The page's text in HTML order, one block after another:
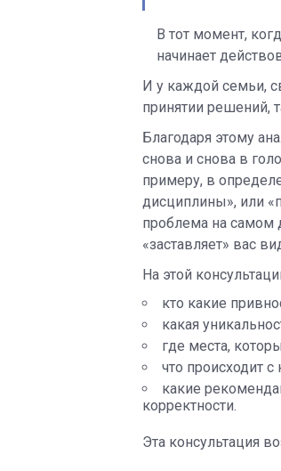
В тот момент,
начинает
И у каждой семьи,
принятии решений,
Благодаря этому
снова и снова в
примеру, в
дисциплины», или
проблема на самом
«заставляет» вас
На этой
кто какие
какая
где места,
что происходит
какие
корректности.
Эта консультация